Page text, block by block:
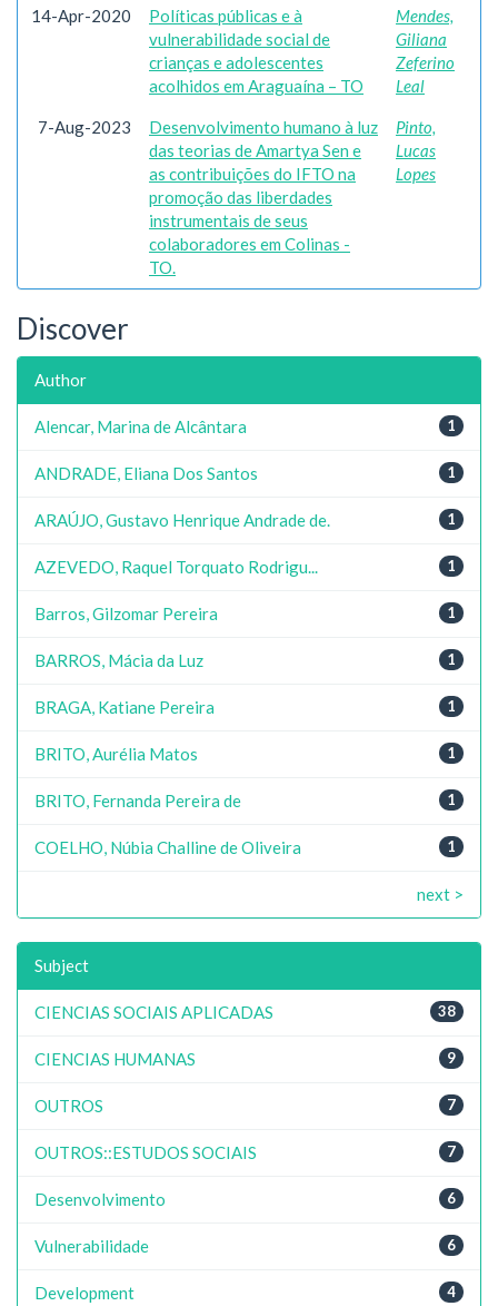
14-Apr-2020
Políticas públicas e à
vulnerabilidade social de
crianças e adolescentes
acolhidos em Araguaína – TO
Mendes,
Giliana
Zeferino
Leal
7-Aug-2023
Desenvolvimento humano à luz
das teorias de Amartya Sen e
as contribuições do IFTO na
promoção das liberdades
instrumentais de seus
colaboradores em Colinas -
TO.
Pinto,
Lucas
Lopes
Discover
Author
1
Alencar, Marina de Alcântara
1
ANDRADE, Eliana Dos Santos
1
ARAÚJO, Gustavo Henrique Andrade de.
1
AZEVEDO, Raquel Torquato Rodrigu...
1
Barros, Gilzomar Pereira
1
BARROS, Mácia da Luz
1
BRAGA, Katiane Pereira
1
BRITO, Aurélia Matos
1
BRITO, Fernanda Pereira de
1
COELHO, Núbia Challine de Oliveira
next >
Subject
38
CIENCIAS SOCIAIS APLICADAS
9
CIENCIAS HUMANAS
7
OUTROS
7
OUTROS::ESTUDOS SOCIAIS
6
Desenvolvimento
6
Vulnerabilidade
4
Development